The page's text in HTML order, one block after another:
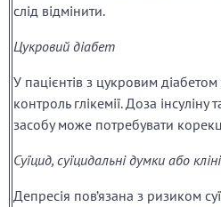
слід відмінити.
Цукровий діабет
У пацієнтів з цукровим
контроль глікемії. Доза
засобу може потребувати
Суїцид, суїцидальні думки або
Депресія пов’язана з ризиком